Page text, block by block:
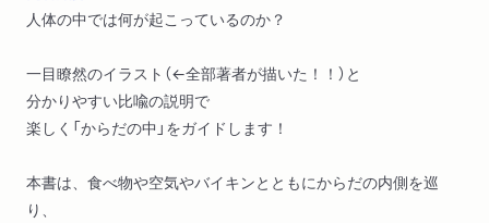
人体の中では何が起こっているのか？
一目瞭然のイラスト（←全部著者が描いた！！）と
分かりやすい比喩の説明で
楽しく「からだの中」をガイドします！
本書は、食べ物や空気やバイキンとともにからだの内側を巡
り、